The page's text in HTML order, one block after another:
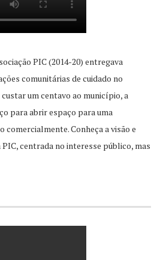
PIC (2014-20) entregava
comunitárias de cuidado no
um centavo ao município, a
para abrir espaço para uma
Conheça a visão e
centrada no interesse público, mas